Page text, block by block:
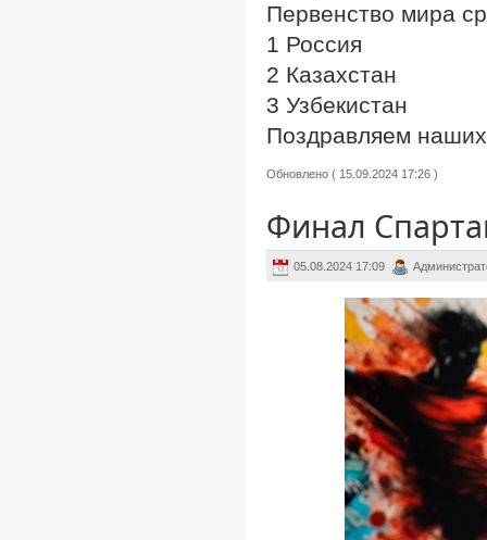
Первенство мира
1 Россия
2 Казахстан
3 Узбекистан
Поздравляем
Обновлено ( 15.09.2024 17:26 )
Финал
05.08.2024 17:09